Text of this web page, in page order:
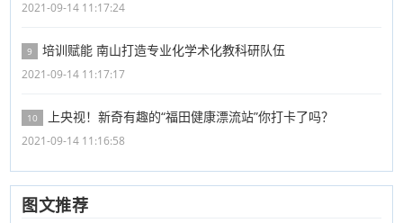
2021-09-14 11:17:24
9 培训赋能 南山打造专业化学术化教科研队伍
2021-09-14 11:17:17
10 上央视！新奇有趣的“福田健康漂流站”你打卡了吗？
2021-09-14 11:16:58
图文推荐